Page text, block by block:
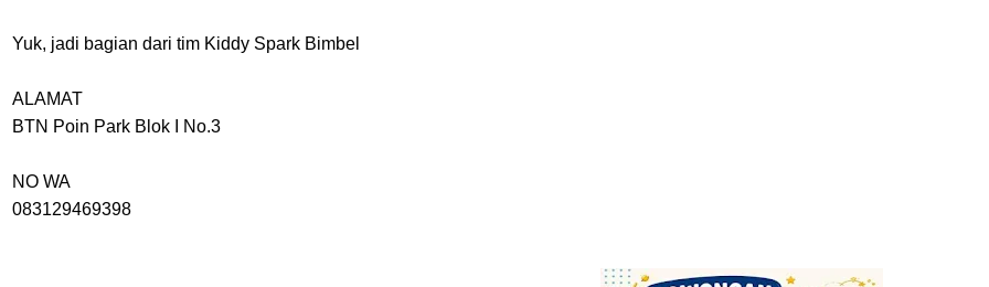
Yuk, jadi bagian dari tim Kiddy Spark Bimbel
ALAMAT
BTN Poin Park Blok I No.3
NO WA
083129469398